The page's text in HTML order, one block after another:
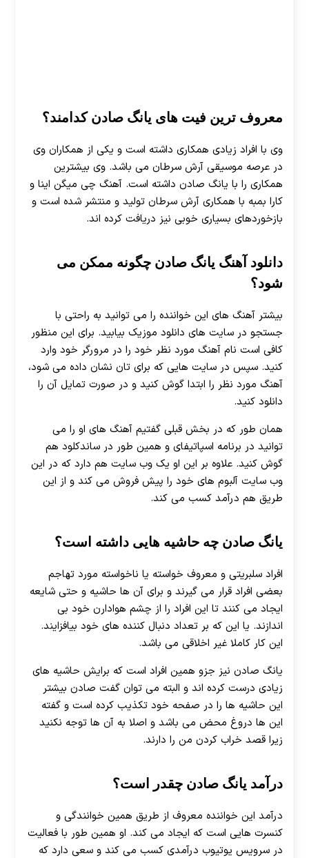
معروف ترین فیت های یانگ صادن کدامند؟
وی با افراد زیادی همکاری داشته است و یکی از همکاران وی
در عرصه موسیقی آرش سرطان می باشد. وی بیشترین
همکاری را با یانگ صادن داشته است. آهنگ چی میگن اینا و
کارا بمبه با همکاری آرش سرطان تولید و منتشر شده است و
بازخوردهای بسیاری خوبی نیز دریافت کرده اند.
دانلود آهنگ یانگ صادن چگونه ممکن می
شود؟
بیشتر آهنگ های این خواننده را می توانید به راحتی با
جستجو در سایت های دانلود موزیک بیابید. برای این منظور
کافی است نام آهنگ مورد نظر خود را در مرورگر خود وارد
کنید. سپس در سایت هایی که برای تان نشان داده می شود،
آهنگ مورد نظر را ابتدا گوش کنید و در صورت تمایل آن را
دانلود کنید.
همان طور که در بخش قبلی گفتیم آهنگ های او را می
توانید در برنامه اسپاتیفای و همین طور در ساندکلود هم
گوش کنید. علاوه بر این او یک وب سایت هم دارد که در این
وب سایت آلبوم های خود را پیش فروش می کند و از این
طریق هم درآمد کسب می کند.
یانگ صادن چه حاشیه هایی داشته است؟
افراد سلبریتی و معروف خواسته یا ناخواسته مورد تهاجم
بعضی افراد قرار می گیرند و برای آن ها حاشیه و حتی شایعه
ایجاد می کنند تا این افراد را از چشم هوادارن خود بی
اندازند. یا این که بر تعداد دنبال کننده های خود بیافزایند.
این کار کاملا غیر اخلاقی می باشد.
یانگ صادن نیز جزو همین افراد است که برایش حاشیه های
زیادی درست کرده اند و البته می توان گفت صادن بیشتر
این حاشیه ها را در صفحه خود تکذیب کرده است و گفته
این ها دروغ محض می باشد و اصلا به آن ها توجه نکنید
زیرا قصد خراب کردن من را دارند.
درآمد یانگ صادن چقدر است؟
درآمد این خواننده معروف از طریق همین خوانندگی و
کنسرت هایی است که ایجاد می کند. او همین طور با فعالیت
در سرویس یوتیوب درآمدی کسب می کند و سعی دارد که